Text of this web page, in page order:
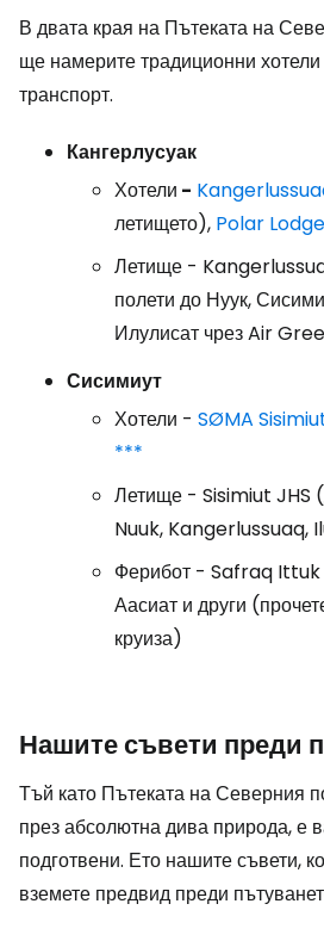
В двата края на Пътеката на
ще намерите традиционни
транспорт.
Кангерлусуак
Хотели -
летището), Polar Lodge
Летище -
полети до Нуук,
Илулисат чрез Air
Сисимиут
Хотели - SØMA
***
Летище - Sisimiut JHS
Nuuk, Kangerlussuaq,
Ферибот - Safraq Ittuk
Аасиат и други
круиза)
Нашите съвети преди
Тъй като Пътеката на Северния
през абсолютна дива природа, е
подготвени. Ето нашите съвети,
вземете предвид преди